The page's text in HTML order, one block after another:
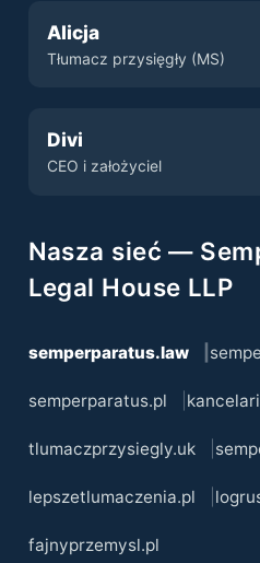
Alicja
Tłumacz przysięgły (MS)
Divi
CEO i założyciel
Nasza sieć —
Legal House LLP
semperparatus.law
semperparatus.pl
tlumaczprzysiegly.uk
lepszetlumaczenia.pl
fajnyprzemysl.pl